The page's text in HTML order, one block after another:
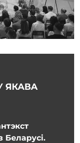
ЯКАВА
Беларусі.